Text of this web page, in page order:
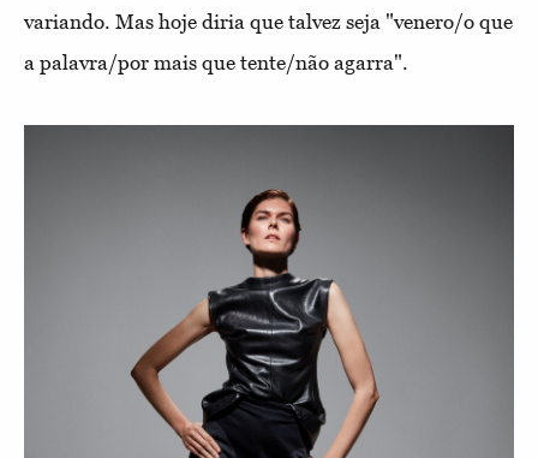
variando. Mas hoje diria que talvez seja "venero/o que
a palavra/por mais que tente/não agarra".